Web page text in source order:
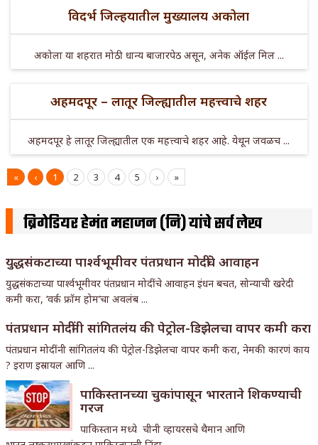
विदर्भ जिल्हयातील मुख्यालय अकोला
अकोला या शहरात मोठी धान्य बाजारपेठ असून, अनेक ऑईल मिल ...
अहमदपूर – लातूर जिल्ह्यातील महत्त्वाचे शहर
अहमदपूर हे लातूर जिल्ह्यातील एक महत्त्वाचे शहर आहे. येथून जवळच ...
« ‹ 1 2 3 4 5 › »
ब्रिगेडियर हेमंत महाजन (नि) यांचे सर्व लेख
युद्धसंकटाच्या पार्श्वभूमीवर पंतप्रधान मोदींचे आवाहन
युद्धसंकटाच्या पार्श्वभूमीवर पंतप्रधान मोदींचे आवाहन इंधन बचत, सोन्याची खरेदी
कमी करा, ‘वर्क फ्रॉम होम’चा अवलंब ...
पंतप्रधान मोदींनी सांगितलंय की पेट्रोल-डिझेलचा वापर कमी करा
पंतप्रधान मोदींनी सांगितलंय की पेट्रोल-डिझेलचा वापर कमी करा, नेमकी कारणं काय
? इराण इस्रायल आणि ...
पाकिस्तानच्या चुकांपासून भारताने शिकण्याची
गरज
पाकिस्तान मध्ये चीनी व्हायरसचे थैमान आणि